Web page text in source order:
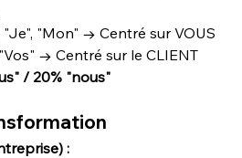
"Je", "Mon" → Centré sur VOUS
"Vos" → Centré sur le CLIENT
/ 20% "nous"
: